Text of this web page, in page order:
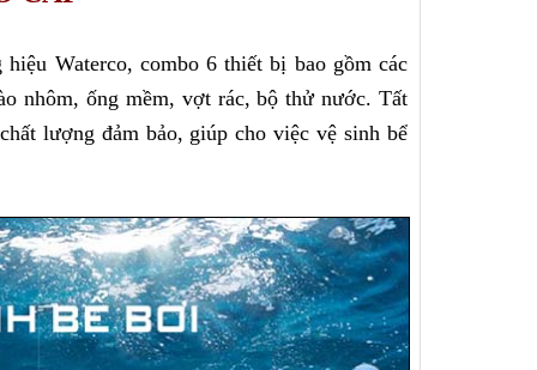
hiệu Waterco, combo 6 thiết bị bao gồm các
nhôm, ống mềm, vợt rác, bộ thử nước. Tất
lượng đảm bảo, giúp cho việc vệ sinh bể